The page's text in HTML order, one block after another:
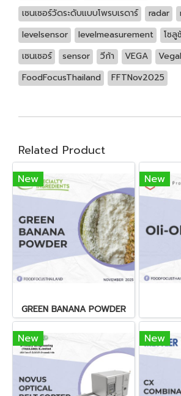
เซนเซอร์วัดระดับแบบโพรบเรดาร์
radar
levelsensor
levelmeasurement
โซลู
เซนเซอร์
sensor วีก้า VEGA
FoodFocusThailand
FFTNov2025
Related Product
New
GREEN BANANA POWDER
New
New New